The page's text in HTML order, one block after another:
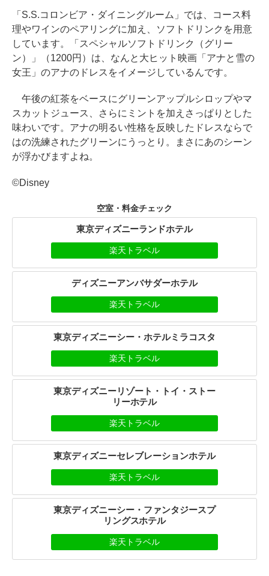
「S.S.コロンビア・ダイニングルーム」では、コース料
理やワインのペアリングに加え、ソフトドリンクを用意
しています。「スペシャルソフトドリンク（グリー
ン）」（1200円）は、なんと大ヒット映画「アナと雪の
女王」のアナのドレスをイメージしているんです。
午後の紅茶をベースにグリーンアップルシロップやマ
スカットジュース、さらにミントを加えさっぱりとした
味わいです。アナの明るい性格を反映したドレスならで
はの洗練されたグリーンにうっとり。まさにあのシーン
が浮かびますよね。
©Disney
空室・料金チェック
東京ディズニーランドホテル
楽天トラベル
ディズニーアンバサダーホテル
楽天トラベル
東京ディズニーシー・ホテルミラコスタ
楽天トラベル
東京ディズニーリゾート・トイ・ストー
リーホテル
楽天トラベル
東京ディズニーセレブレーションホテル
楽天トラベル
東京ディズニーシー・ファンタジースプ
リングスホテル
楽天トラベル